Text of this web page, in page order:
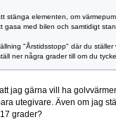
stänga elementen, om
gasa med bilen och samtidigt
"Årstidsstopp" där du
ner några grader till om du
jag gärna vill ha
utegivare. Även om jag
grader?